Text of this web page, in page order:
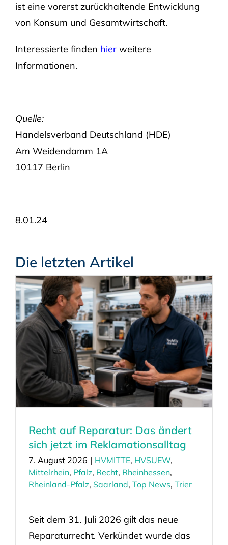
ist eine vorerst zurückhaltende Entwicklung
von Konsum und Gesamtwirtschaft.
Interessierte finden hier weitere
Informationen.
Quelle:
Handelsverband Deutschland (HDE)
Am Weidendamm 1A
10117 Berlin
8.01.24
Die letzten Artikel
Recht auf Reparatur: Das ändert
sich jetzt im Reklamationsalltag
7. August 2026 | HVMITTE, HVSUEW,
Mittelrhein, Pfalz, Recht, Rheinhessen,
Rheinland-Pfalz, Saarland, Top News, Trier
Seit dem 31. Juli 2026 gilt das neue
Reparaturrecht. Verkündet wurde das